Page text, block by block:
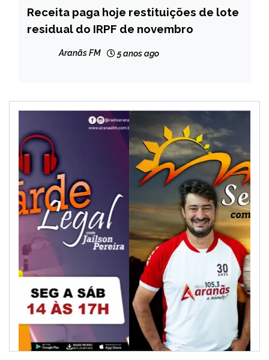
BRASIL
NOTÍCIAS
Receita paga hoje restituições de lote
residual do IRPF de novembro
Aranãs FM 5 anos ago